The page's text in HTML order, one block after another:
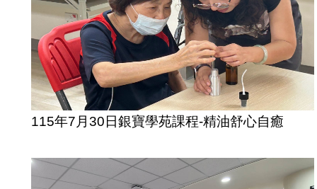
115年7月30日銀寶學苑課程-精油舒心自癒